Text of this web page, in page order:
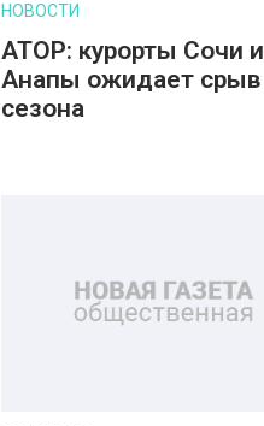
НОВОСТИ
АТОР: курорты Сочи и
Анапы ожидает срыв
сезона